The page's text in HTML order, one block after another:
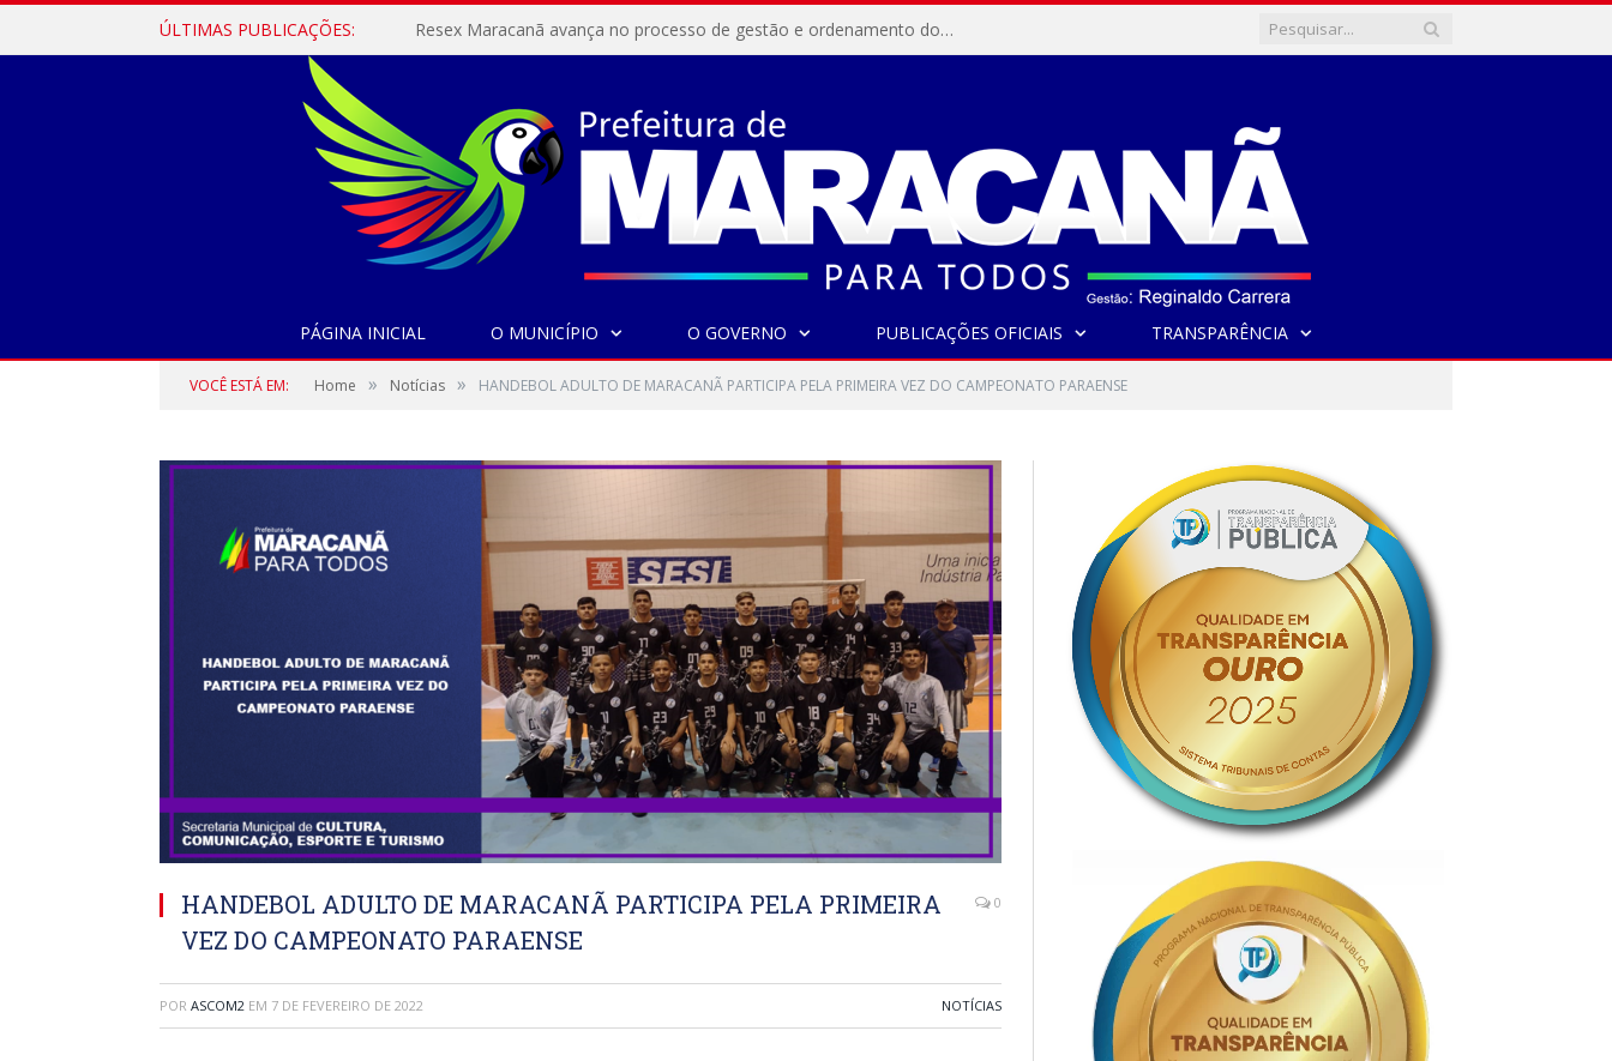
ÚLTIMAS PUBLICAÇÕES: Resex Maracanã avança no processo de gestão e ordenamento do turismo em nossas áreas protegidas.
PÁGINA INICIAL O MUNICÍPIO O GOVERNO PUBLICAÇÕES OFICIAIS TRANSPARÊNCIA
VOCÊ ESTÁ EM: Home » Notícias » HANDEBOL ADULTO DE MARACANÃ PARTICIPA PELA PRIMEIRA VEZ DO CAMPEONATO PARAENSE
HANDEBOL ADULTO DE MARACANÃ PARTICIPA PELA PRIMEIRA
VEZ DO CAMPEONATO PARAENSE
0
POR ASCOM2 EM 7 DE FEVEREIRO DE 2022 NOTÍCIAS